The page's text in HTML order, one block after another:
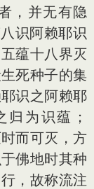
，并无有隐
识阿赖耶识
蕴十八界灭
死种子的集
识之阿赖耶
为识蕴；
而可灭，方
佛地时其种
，故称流注